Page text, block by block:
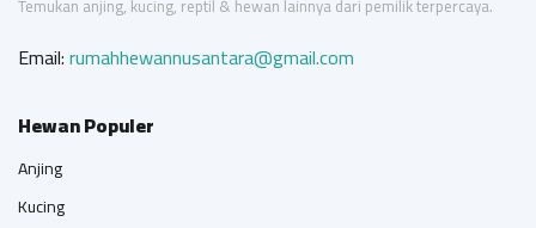
Temukan anjing, kucing, reptil & hewan lainnya dari pemilik terpercaya.
Email:rumahhewannusantara@gmail.com
Hewan Populer
Anjing
Kucing